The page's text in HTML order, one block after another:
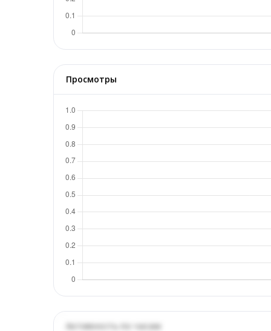
Просмотры
Активность по часам